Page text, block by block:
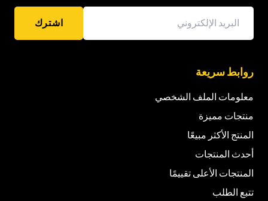
اشترك
روابط سريعة
معلومات الملف الشخصي
منتجات مميزة
المنتج الأكثر مبيعًا
أحدث المنتجات
المنتجات الأعلى تقييمًا
تتبع الطلب